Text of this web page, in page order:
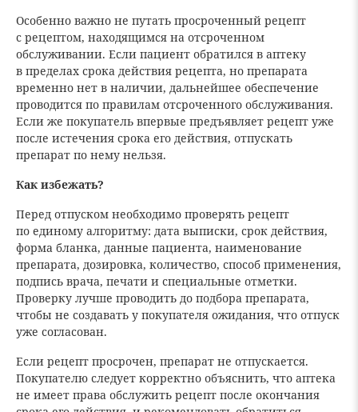
Особенно важно не путать просроченный рецепт
с рецептом, находящимся на отсроченном
обслуживании. Если пациент обратился в аптеку
в пределах срока действия рецепта, но препарата
временно нет в наличии, дальнейшее обеспечение
проводится по правилам отсроченного обслуживания.
Если же покупатель впервые предъявляет рецепт уже
после истечения срока его действия, отпускать
препарат по нему нельзя.
Как избежать?
Перед отпуском необходимо проверять рецепт
по единому алгоритму: дата выписки, срок действия,
форма бланка, данные пациента, наименование
препарата, дозировка, количество, способ применения,
подпись врача, печати и специальные отметки.
Проверку лучше проводить до подбора препарата,
чтобы не создавать у покупателя ожидания, что отпуск
уже согласован.
Если рецепт просрочен, препарат не отпускается.
Покупателю следует корректно объяснить, что аптека
не имеет права обслужить рецепт после окончания